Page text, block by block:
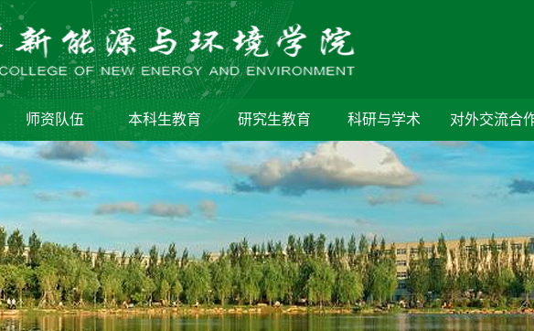
师资队伍 本科生教育 研究生教育 科研与学术 对外交流合